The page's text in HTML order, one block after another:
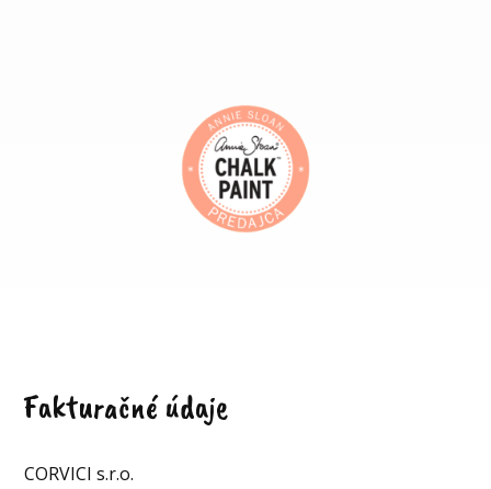
Fakturačné údaje
CORVICI s.r.o.